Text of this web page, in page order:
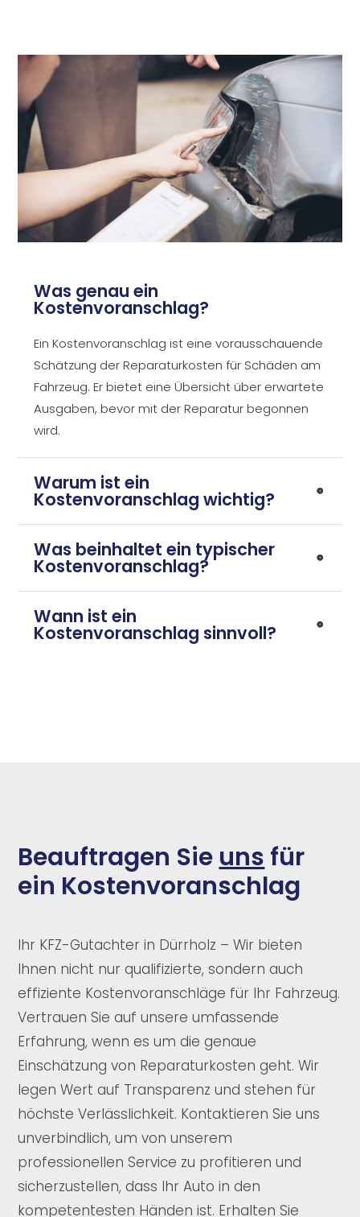
Was genau ein
Kostenvoranschlag?
Ein Kostenvoranschlag ist eine vorausschauende
Schätzung der Reparaturkosten für Schäden am
Fahrzeug. Er bietet eine Übersicht über erwartete
Ausgaben, bevor mit der Reparatur begonnen
wird.
Warum ist ein
Kostenvoranschlag wichtig?
Was beinhaltet ein typischer
Kostenvoranschlag?
Wann ist ein
Kostenvoranschlag sinnvoll?
Beauftragen Sie uns für
ein Kostenvoranschlag
Ihr KFZ-Gutachter in Dürrholz – Wir bieten
Ihnen nicht nur qualifizierte, sondern auch
effiziente Kostenvoranschläge für Ihr Fahrzeug.
Vertrauen Sie auf unsere umfassende
Erfahrung, wenn es um die genaue
Einschätzung von Reparaturkosten geht. Wir
legen Wert auf Transparenz und stehen für
höchste Verlässlichkeit. Kontaktieren Sie uns
unverbindlich, um von unserem
professionellen Service zu profitieren und
sicherzustellen, dass Ihr Auto in den
kompetentesten Händen ist. Erhalten Sie